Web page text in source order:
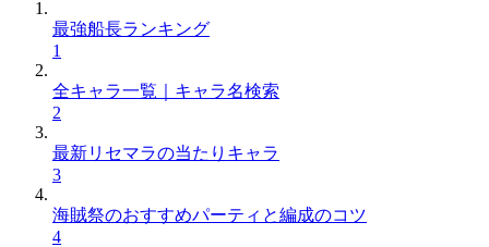
最強船長ランキング
1
全キャラ一覧｜キャラ名検索
2
最新リセマラの当たりキャラ
3
海賊祭のおすすめパーティと編成のコツ
4